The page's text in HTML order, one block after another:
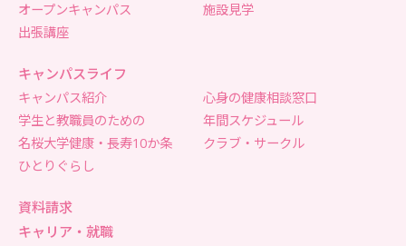
オープンキャンパス
施設見学
出張講座
キャンパスライフ
キャンパス紹介
心身の健康相談窓口
学生と教職員のための
名桜大学健康・長寿10か条
年間スケジュール
クラブ・サークル
ひとりぐらし
資料請求
キャリア・就職